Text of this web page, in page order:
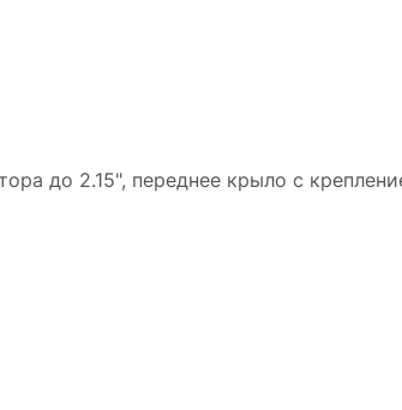
до 2.15", переднее крыло с